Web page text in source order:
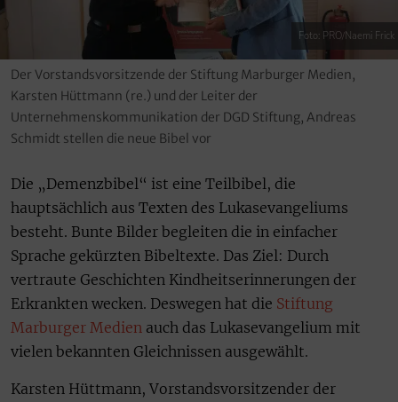
Foto: PRO/Naemi Frick
Der Vorstandsvorsitzende der Stiftung Marburger Medien,
Karsten Hüttmann (re.) und der Leiter der
Unternehmenskommunikation der DGD Stiftung, Andreas
Schmidt stellen die neue Bibel vor
Die „Demenzbibel“ ist eine Teilbibel, die
hauptsächlich aus Texten des Lukasevangeliums
besteht. Bunte Bilder begleiten die in einfacher
Sprache gekürzten Bibeltexte. Das Ziel: Durch
vertraute Geschichten Kindheitserinnerungen der
Erkrankten wecken. Deswegen hat die Stiftung
Marburger Medien auch das Lukasevangelium mit
vielen bekannten Gleichnissen ausgewählt.
Karsten Hüttmann, Vorstandsvorsitzender der